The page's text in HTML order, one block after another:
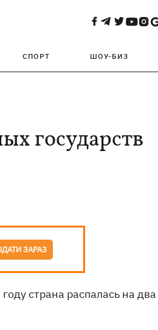
СПОРТ ШОУ-БИЗ
государств
ЗАРАЗ
страна распалась на два